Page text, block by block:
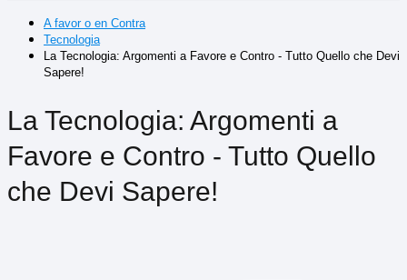
A favor o en Contra
Tecnologia
La Tecnologia: Argomenti a Favore e Contro - Tutto Quello che Devi
Sapere!
La Tecnologia: Argomenti a
Favore e Contro - Tutto Quello
che Devi Sapere!